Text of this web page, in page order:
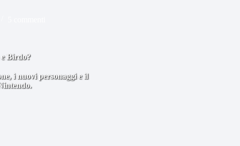
Birdo?
i nuovi personaggi e il